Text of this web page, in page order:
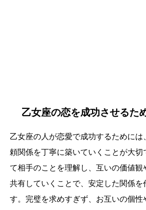
乙女座の恋を成功させるた
乙女座の人が恋愛で成功するためには
頼関係を丁寧に築いていくことが大切
て相手のことを理解し、互いの価値観
共有していくことで、安定した関係を
す。完璧を求めすぎず、お互いの個性